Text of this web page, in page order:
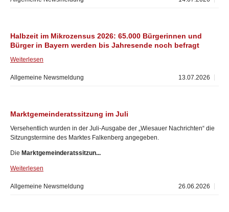
Halbzeit im Mikrozensus 2026: 65.000 Bürgerinnen und
Bürger in Bayern werden bis Jahresende noch befragt
Weiterlesen
13.07.2026
Allgemeine Newsmeldung
Marktgemeinderatssitzung im Juli
Versehentlich wurden in der Juli-Ausgabe der „Wiesauer Nachrichten“ die
Sitzungstermine des Marktes Falkenberg angegeben.
Die Marktgemeinderatssitzun...
Weiterlesen
26.06.2026
Allgemeine Newsmeldung